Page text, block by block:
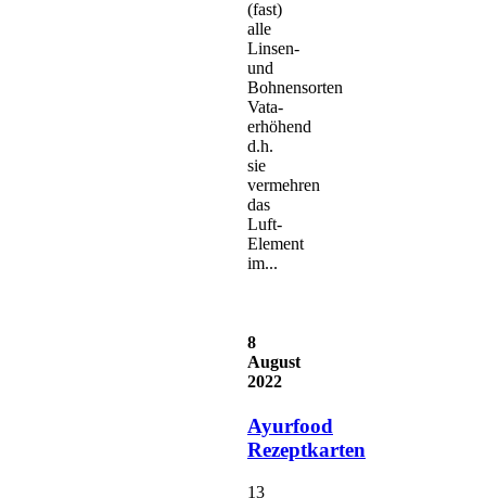
(fast)
alle
Linsen-
und
Bohnensorten
Vata-
erhöhend
d.h.
sie
vermehren
das
Luft-
Element
im...
8
August
2022
Ayurfood
Rezeptkarten
13